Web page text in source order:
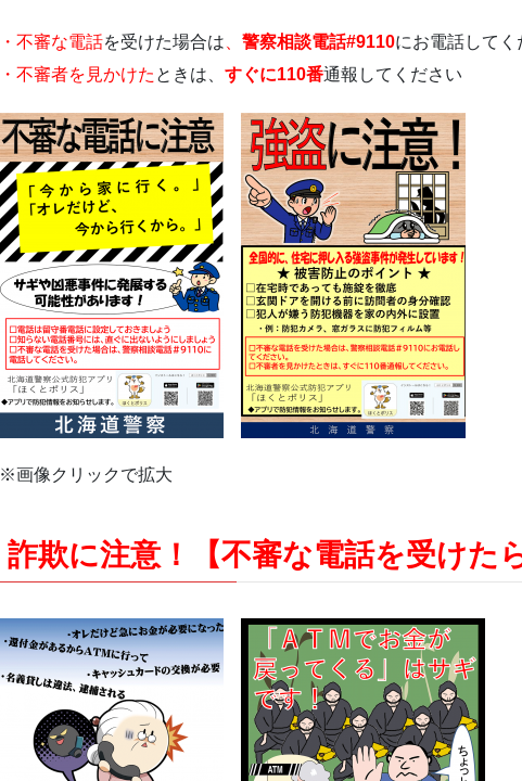
・不審な電話を受けた場合は、 警察相談電話#9110にお電話してく
・不審者を見かけた ときは、 すぐに110番通報してください
※画像クリックで拡大
詐欺に注意！【不審な電話を受けた